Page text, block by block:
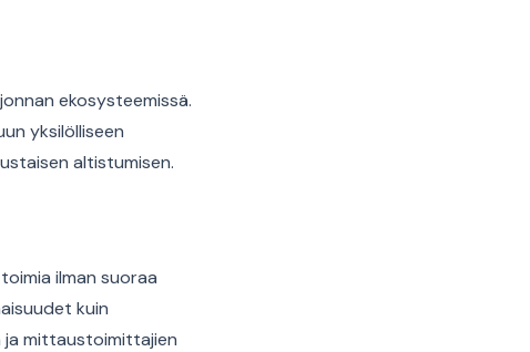
ekosysteemissä.
yksilölliseen
altistumisen.
ilman suoraa
kuin
ja mittaustoimittajien